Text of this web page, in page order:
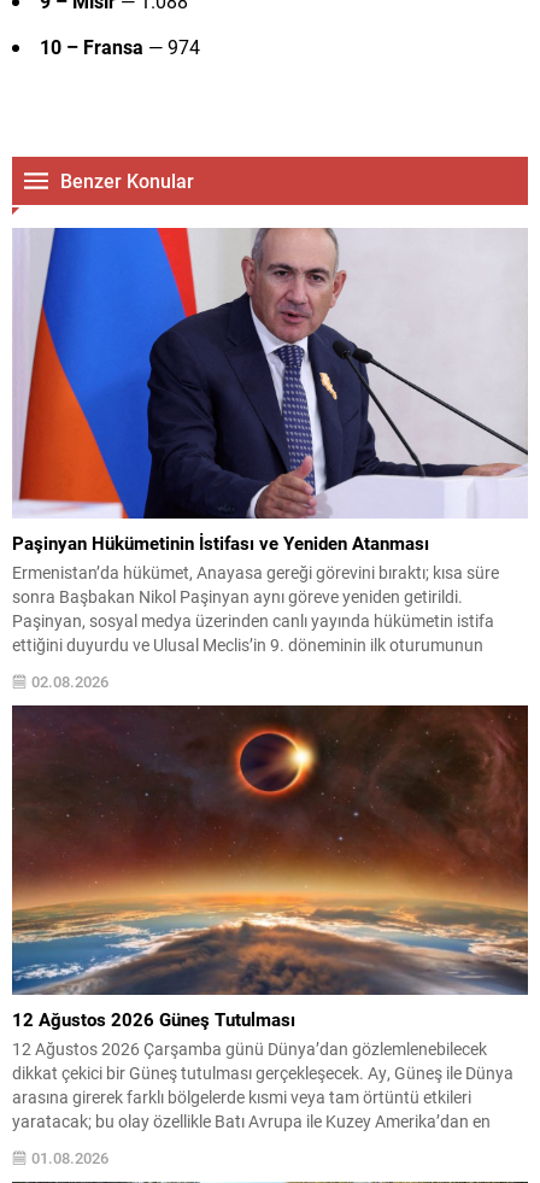
10 – Fransa — 974
Benzer Konular
Paşinyan Hükümetinin İstifası ve Yeniden Atanması
Ermenistan’da hükümet, Anayasa gereği görevini bıraktı; kısa süre
sonra Başbakan Nikol Paşinyan aynı göreve yeniden getirildi.
Paşinyan, sosyal medya üzerinden canlı yayında hükümetin istifa
ettiğini duyurdu ve Ulusal Meclis’in 9. döneminin ilk oturumunun
gün hükümetin Cumhurbaşkanı Vahagn Haçaturyan’a istifasını
sunduğunu söyleyen Paşinyan,...
02.08.2026
12 Ağustos 2026 Güneş Tutulması
12 Ağustos 2026 Çarşamba günü Dünya’dan gözlemlenebilecek
dikkat çekici bir Güneş tutulması gerçekleşecek. Ay, Güneş ile Dünya
arasına girerek farklı bölgelerde kısmi veya tam örtüntü etkileri
yaratacak; bu olay özellikle Batı Avrupa ile Kuzey Amerika’dan en
belirgin şekilde izlenecek. Türkiye genelinde tam tutulma beklenmiyor,
fakat bazı kesimlerde gökyüzünde belirgin değişimler...
01.08.2026